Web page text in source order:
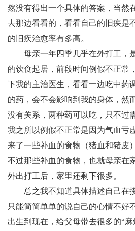
然没有得出一个具体的答案，当然
去那边看看的，看看自己的旧疾是
的旧疾治愈率有多高。
母亲一年四季几乎在外打工，
的饮食起居，前段时间例假不正常
下我的主治医生，看看一边吃中药
的药，会不会影响到我的身体，然
没有关系，两种药可以吃，只不过
我之所以例假不正常是因为气血亏
来了一些补血的食物（猪血和猪皮
不过那些补血的食物，也就母亲在
外出打工后，家里还剩下很多。
总之我不知道具体描述自己在接
只能简简单单的说自己的心情不好
出生到现在，给父母带去很多的“